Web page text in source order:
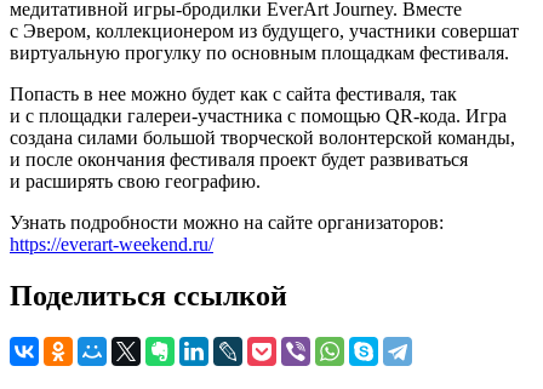
медитативной игры-бродилки EverArt Journey. Вместе
с Эвером, коллекционером из будущего, участники совершат
виртуальную прогулку по основным площадкам фестиваля.
Попасть в нее можно будет как с сайта фестиваля, так
и с площадки галереи-участника с помощью QR-кода. Игра
создана силами большой творческой волонтерской команды,
и после окончания фестиваля проект будет развиваться
и расширять свою географию.
Узнать подробности можно на сайте организаторов:
https://everart-weekend.ru/
Поделиться ссылкой